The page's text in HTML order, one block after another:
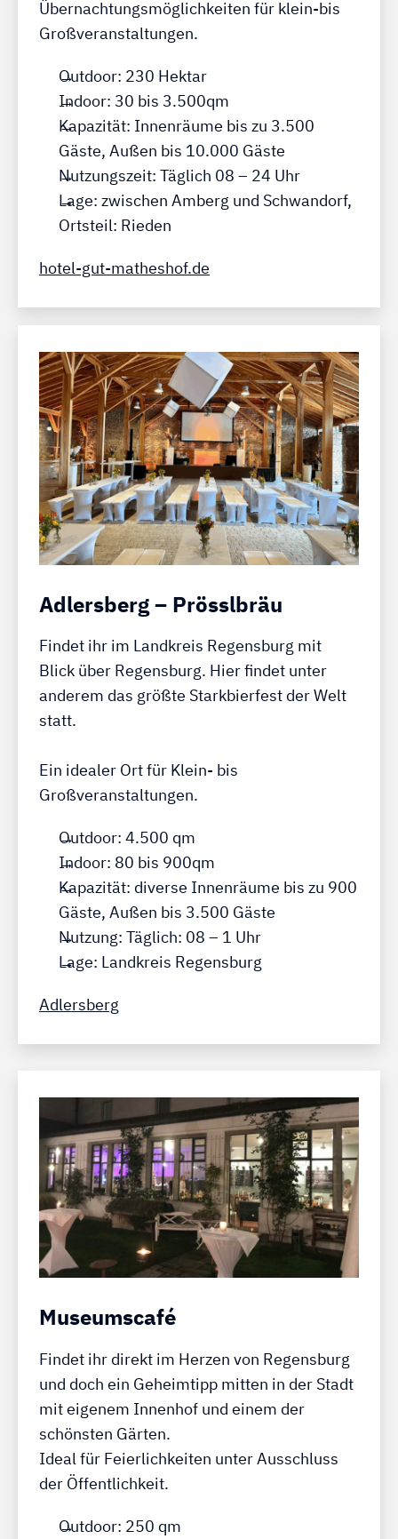
Übernachtungsmöglichkeiten für klein-bis
Großveranstaltungen.
Outdoor: 230 Hektar
Indoor: 30 bis 3.500qm
Kapazität: Innenräume bis zu 3.500
Gäste, Außen bis 10.000 Gäste
Nutzungszeit: Täglich 08 – 24 Uhr
Lage: zwischen Amberg und Schwandorf,
Ortsteil: Rieden
hotel-gut-matheshof.de
Adlersberg – Prösslbräu
Findet ihr im Landkreis Regensburg mit
Blick über Regensburg. Hier findet unter
anderem das größte Starkbierfest der Welt
statt.
Ein idealer Ort für Klein- bis
Großveranstaltungen.
Outdoor: 4.500 qm
Indoor: 80 bis 900qm
Kapazität: diverse Innenräume bis zu 900
Gäste, Außen bis 3.500 Gäste
Nutzung: Täglich: 08 – 1 Uhr
Lage: Landkreis Regensburg
Adlersberg
Museumscafé
Findet ihr direkt im Herzen von Regensburg
und doch ein Geheimtipp mitten in der Stadt
mit eigenem Innenhof und einem der
schönsten Gärten.
Ideal für Feierlichkeiten unter Ausschluss
der Öffentlichkeit.
Outdoor: 250 qm